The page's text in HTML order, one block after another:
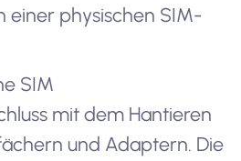
einer physischen SIM-
SIM
mit dem Hantieren
und Adaptern. Die